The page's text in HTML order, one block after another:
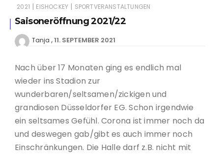
2021 | EISHOCKEY | SPORTVERANSTALTUNGEN
Saisoneröffnung 2021/22
Tanja 11. SEPTEMBER 2021
Nach über 17 Monaten ging es endlich mal
wieder ins Stadion zur
wunderbaren/seltsamen/zickigen und
grandiosen Düsseldorfer EG. Schon irgendwie
ein seltsames Gefühl. Corona ist immer noch da
und deswegen gab/gibt es auch immer noch
Einschränkungen. Die Halle darf z.B. nicht mit